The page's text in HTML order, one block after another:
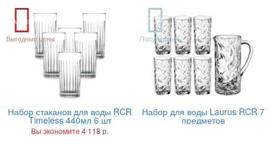
Акция
Выгодные цены
Набор стаканов для воды RCR
Timeless 440мл 6 шт
Вы экономите 4 118 р.
TOP
Популярный
Набор для воды Laurus RCR 7
предметов